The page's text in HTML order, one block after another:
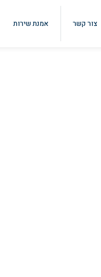
צור קשר אמנת שירות